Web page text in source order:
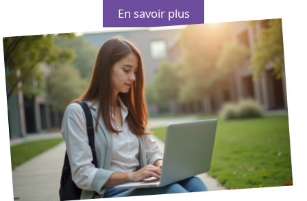
En savoir plus